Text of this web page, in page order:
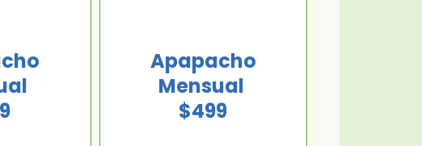
Apapacho
Mensual
$499